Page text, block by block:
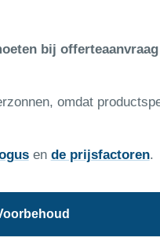
bij
omdat
en de prijsfactoren.